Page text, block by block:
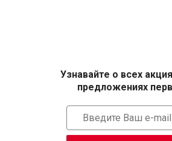
Узнавайте о всех
предложениях